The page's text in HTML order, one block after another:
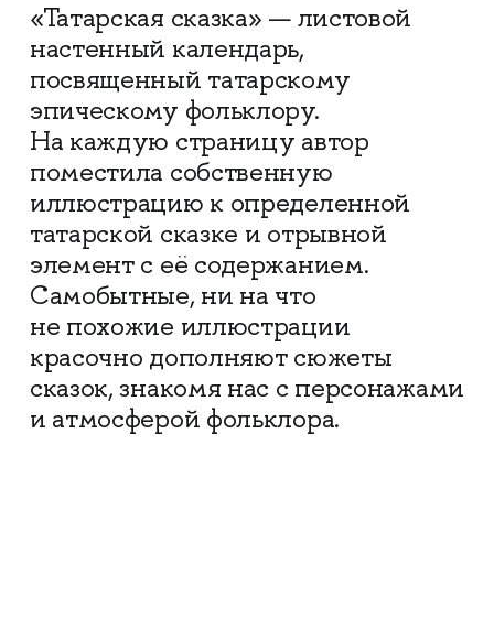
«Татарская сказка» — листовой
настенный календарь,
посвященный татарскому
эпическому фольклору.
На каждую страницу автор
поместила собственную
иллюстрацию к определенной
татарской сказке и отрывной
элемент с её содержанием.
Самобытные, ни на что
не похожие иллюстрации
красочно дополняют сюжеты
сказок, знакомя нас с персонажами
и атмосферой фольклора.